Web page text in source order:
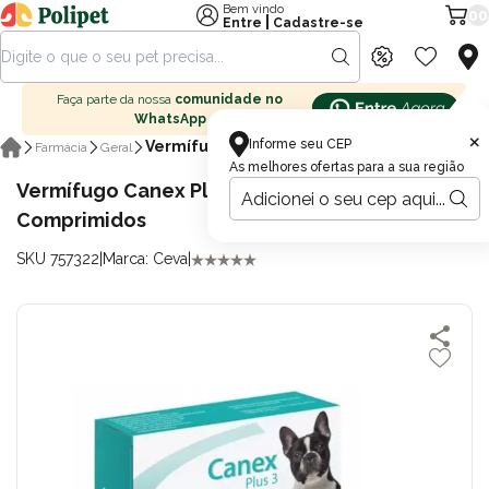
Informe seu CEP
As melhores ofertas para a sua região
×
Bem vindo
Entre
Cadastre-se
Faça parte da nossa comunidade no
WhatsApp
Farmácia
Geral Vermífugos
Vermífugo Canex Plus 3 Para Cães com 4
Comprimidos
SKU 757322 Marca: Ceva